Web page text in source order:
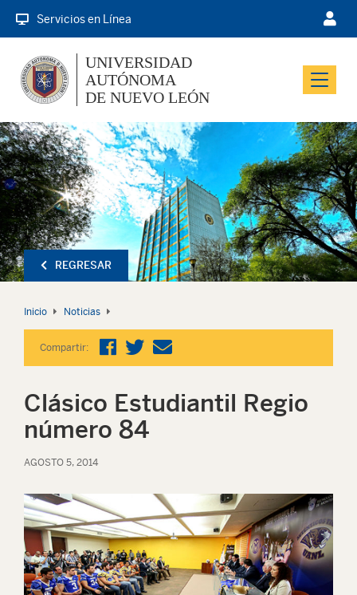
Servicios en Línea
Menu
UNIVERSIDAD
AUTÓNOMA
DE NUEVO LEÓN
REGRESAR
Inicio Noticias
Compartir:
Clásico Estudiantil Regio
número 84
AGOSTO 5, 2014